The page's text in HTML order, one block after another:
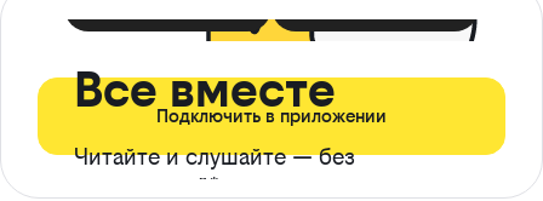
Все вместе
Читайте и слушайте — без
ограничений*
Подключить в приложении